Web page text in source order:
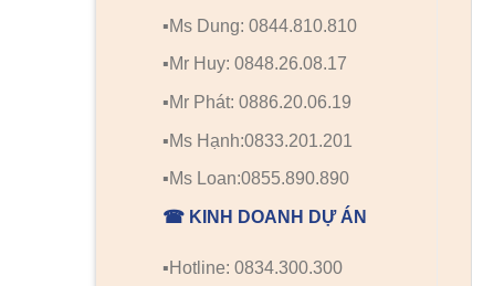
▪️Ms Dung: 0844.810.810
▪️Mr Huy: 0848.26.08.17
▪️Mr Phát: 0886.20.06.19
▪️Ms Hạnh:0833.201.201
▪️Ms Loan:0855.890.890
☎ KINH DOANH DỰ ÁN
▪️Hotline: 0834.300.300